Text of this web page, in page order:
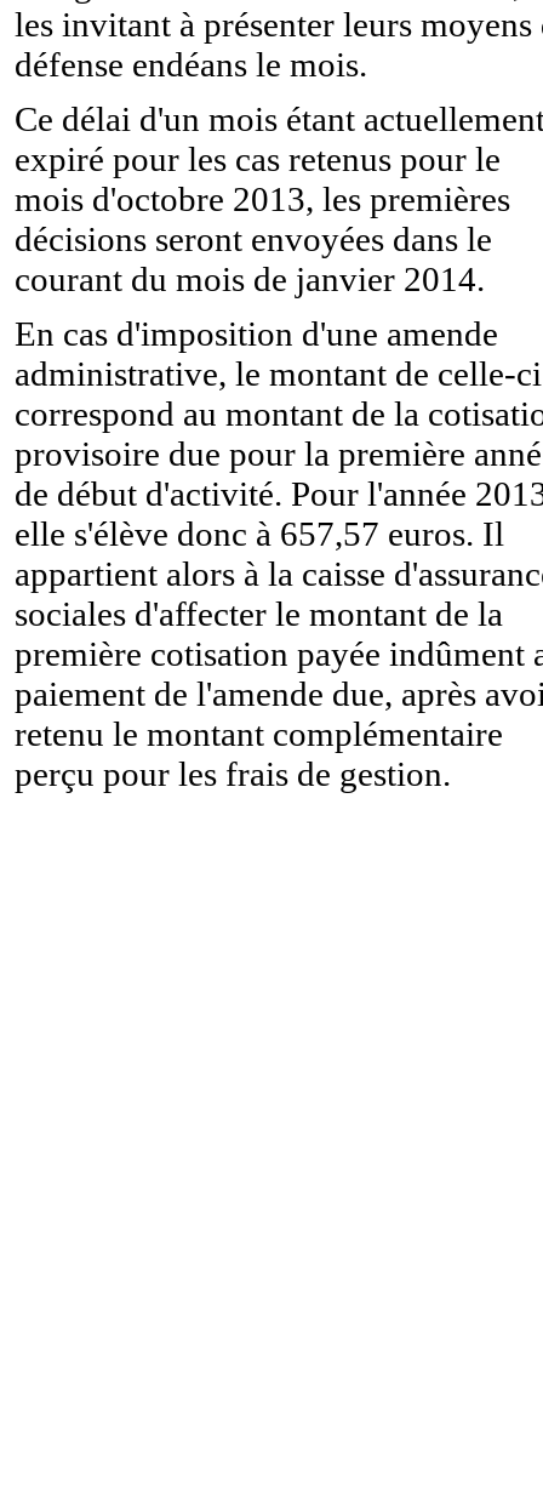
les invitant à présenter leurs moyens
défense endéans le mois.
Ce délai d'un mois étant
expiré pour les cas retenus pour le
mois d'octobre 2013, les premières
décisions seront envoyées dans le
courant du mois de janvier 2014.
En cas d'imposition d'une amende
administrative, le montant de celle-ci
correspond au montant de la
provisoire due pour la première
de début d'activité. Pour l'année
elle s'élève donc à 657,57 euros. Il
appartient alors à la caisse
sociales d'affecter le montant de la
première cotisation payée indûment
paiement de l'amende due, après
retenu le montant complémentaire
perçu pour les frais de gestion.